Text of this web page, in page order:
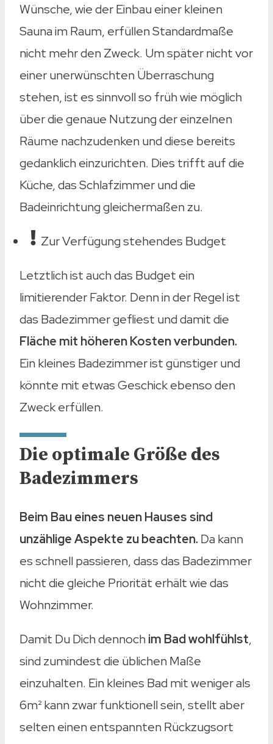
Wünsche, wie der Einbau einer kleinen
Sauna im Raum, erfüllen Standardmaße
nicht mehr den Zweck. Um später nicht vor
einer unerwünschten Überraschung
stehen, ist es sinnvoll so früh wie möglich
über die genaue Nutzung der einzelnen
Räume nachzudenken und diese bereits
gedanklich einzurichten. Dies trifft auf die
Küche, das Schlafzimmer und die
Badeinrichtung gleichermaßen zu.
Zur Verfügung stehendes Budget
Letztlich ist auch das Budget ein
limitierender Faktor. Denn in der Regel ist
das Badezimmer gefliest und damit die
Fläche mit höheren Kosten verbunden.
Ein kleines Badezimmer ist günstiger und
könnte mit etwas Geschick ebenso den
Zweck erfüllen.
Die optimale Größe des
Badezimmers
Beim Bau eines neuen Hauses sind
unzählige Aspekte zu beachten.Da kann
es schnell passieren, dass das Badezimmer
nicht die gleiche Priorität erhält wie das
Wohnzimmer.
Damit Du Dich dennochim Bad wohlfühlst,
sind zumindest die üblichen Maße
einzuhalten. Ein kleines Bad mit weniger als
6m² kann zwar funktionell sein, stellt aber
selten einen entspannten Rückzugsort